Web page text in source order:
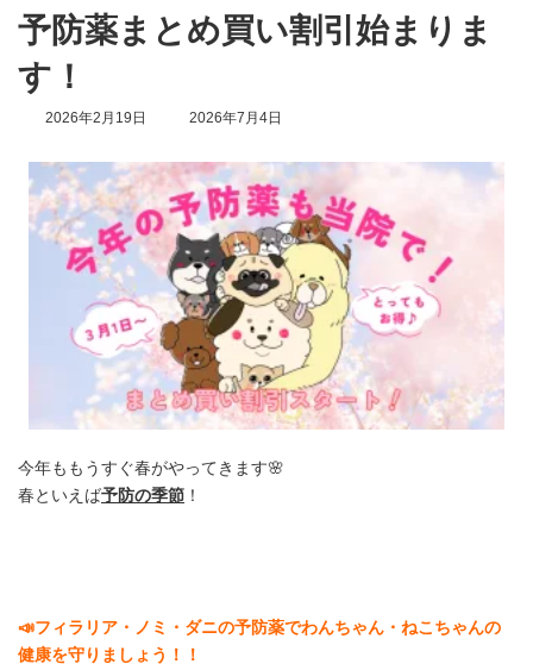
予防薬まとめ買い割引始まりま
す！
2026年2月19日
最
新
日
時
:
2026年7月4日
今年ももうすぐ春がやってきます🌸
春といえば予防の季節 ！
📣フィラリア・ノミ・ダニの予防薬でわんちゃん・ねこちゃんの
健康を守りましょう！！